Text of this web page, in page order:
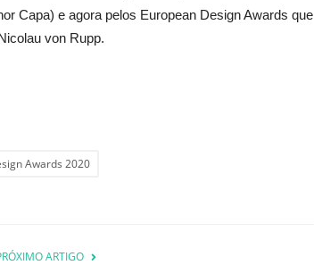
Capa) e agora pelos European Design Awards que
von Rupp.
Awards 2020
ARTIGO